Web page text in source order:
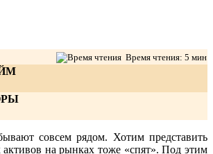
Время чтения: 5 мин
совсем рядом. Хотим представить
на рынках тоже «спят». Под этим